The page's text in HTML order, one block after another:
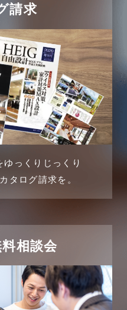
請求
っくりじっくり
タログ請求を。
相談会